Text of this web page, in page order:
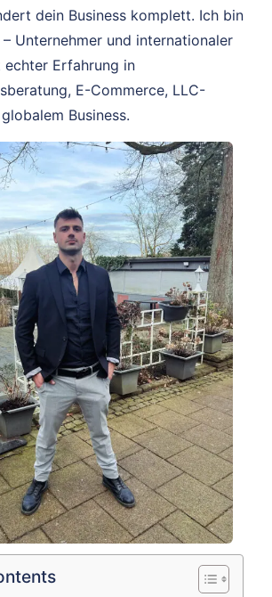
dein Business komplett. Ich bin
Unternehmer und internationaler
Erfahrung in
E-Commerce, LLC-
Business.